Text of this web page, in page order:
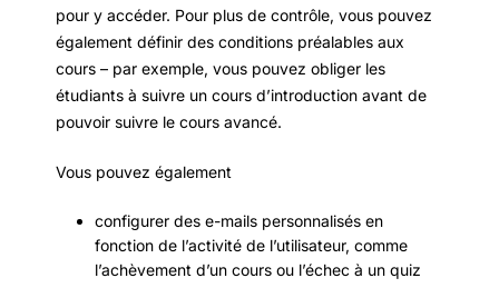
pour y accéder. Pour plus de contrôle, vous pouvez
également définir des conditions préalables aux
cours – par exemple, vous pouvez obliger les
étudiants à suivre un cours d’introduction avant de
pouvoir suivre le cours avancé.
Vous pouvez également
configurer des e-mails personnalisés en
fonction de l’activité de l’utilisateur, comme
l’achèvement d’un cours ou l’échec à un quiz